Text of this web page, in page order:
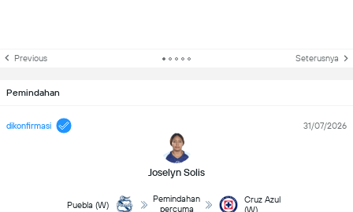
Previous Seterusnya
Pemindahan
dikonfirmasi
Joselyn Solis
31/07/2026
Puebla (W)
Pemindahan
percuma
Cruz Azul